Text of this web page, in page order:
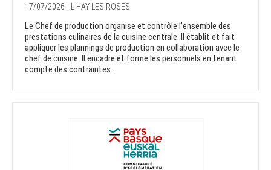
17/07/2026 - L HAY LES ROSES
Le Chef de production organise et contrôle l’ensemble des
prestations culinaires de la cuisine centrale. Il établit et fait
appliquer les plannings de production en collaboration avec le
chef de cuisine. Il encadre et forme les personnels en tenant
compte des contraintes...